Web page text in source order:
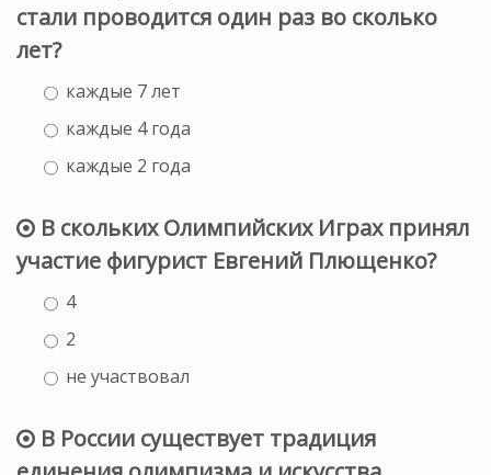
стали проводится один раз во сколько
лет?
каждые 7 лет
каждые 4 года
каждые 2 года
В скольких Олимпийских Играх принял
участие фигурист Евгений Плющенко?
4
2
не участвовал
В России существует традиция